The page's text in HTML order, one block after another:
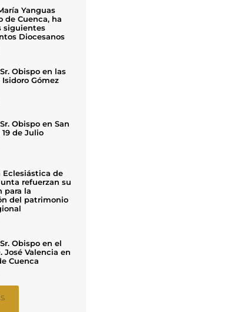
Yanguas
de Cuenca, ha
siguientes
Diocesanos
Obispo en las
Gómez
Obispo en San
de Julio
Eclesiástica de
refuerzan su
para la
del patrimonio
Obispo en el
José Valencia en
Cuenca